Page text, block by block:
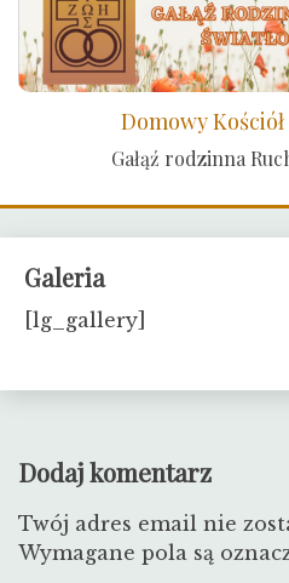
Domowy
Gałąź rodzinna
Galeria
[lg_gallery]
Dodaj komentarz
Twój adres email nie
Wymagane pola są